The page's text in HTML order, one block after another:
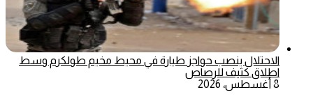
الاحتلال ينصب حواجز طيارة في محيط مخيم طولكرم وسط
اطلاق كثيف للرصاص
8 أغسطس، 2026